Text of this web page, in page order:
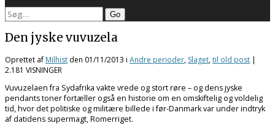
Search
Den jyske vuvuzela
Oprettet af Milhist den 01/11/2013 i Andre perioder, Slaget,til old post |
2.181 VISNINGER
Vuvuzelaen fra Sydafrika vakte vrede og stort røre – og dens jyske
pendants toner fortæller også en historie om en omskiftelig og voldelig
tid, hvor det politiske og militære billede i før-Danmark var under indtryk
af datidens supermagt, Romerriget.